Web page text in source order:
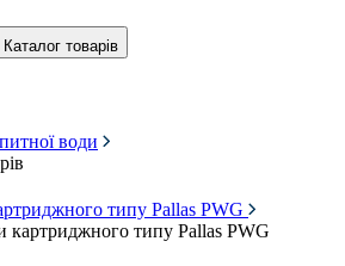
Каталог товарів
води
типу Pallas PWG
картриджного типу Pallas PWG